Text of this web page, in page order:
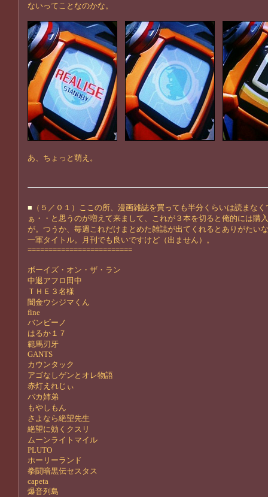
ないってことなのかな。
あ、ちょっと萌え。
■ （５／０１）ここの所、漫画雑誌を買っても半分くらいは読まな
ぁ・・と思うのが増えて来まして、これが３本を切ると俺的には購
が。つうか、毎週これだけまとめた雑誌が出てくれるとありがたい
一軍タイトル。月刊でも良いですけど（出ません）。
=========================
ボーイズ・オン・ザ・ラン
中退アフロ田中
ＴＨＥ３名様
闇金ウシジマくん
fine
バンビーノ
はるか１７
範馬刃牙
GANTS
カウンタック
アゴなしゲンとオレ物語
赤灯えれじぃ
バカ姉弟
もやしもん
さよなら絶望先生
絶望に効くクスリ
ムーンライトマイル
PLUTO
ホーリーランド
拳闘暗黒伝セスタス
capeta
爆音列島